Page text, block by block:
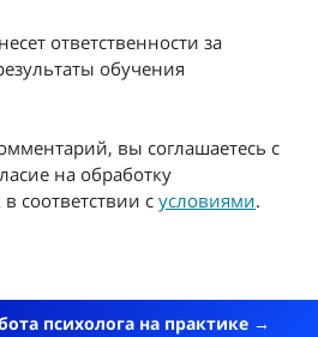
ответственности за
обучения
вы соглашаетесь с
на обработку
соответствии с условиями.
психолога на практике